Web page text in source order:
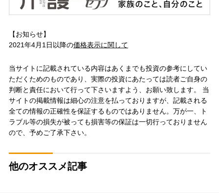
【お知らせ】
2021年4月1日以降の価格表示に関して
当サイトに記載されている内容はあくまでも投資の参考にしてい
ただくためのものであり、実際の投資にあたっては読者ご自身の
判断と責任において行って下さいますよう、お願い致します。 当
サイトの掲載情報は細心の注意を払っておりますが、記載される
全ての情報の正確性を保証するものではありません。万が一、ト
ラブル等の損失が被っても損害等の保証は一切行っておりません
ので、予めご了承下さい。
他のオススメ記事